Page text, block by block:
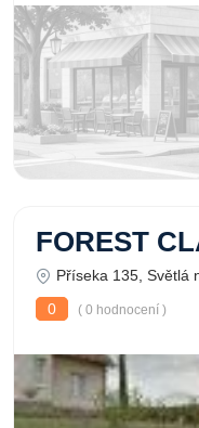
FOREST
Příseka 135, Světlá
0
( 0 hodnocení )